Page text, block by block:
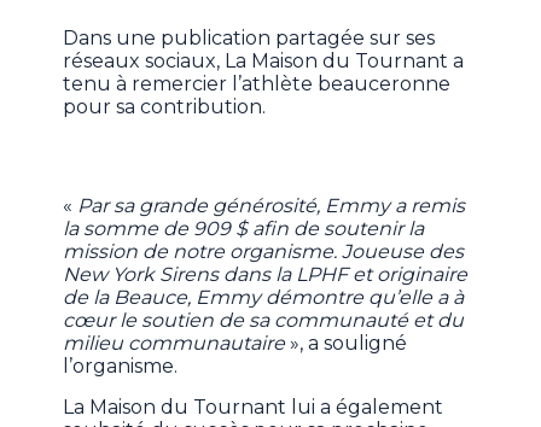
Dans une publication partagée sur ses
réseaux sociaux, La Maison du Tournant a
tenu à remercier l’athlète beauceronne
pour sa contribution.
« Par sa grande générosité, Emmy a remis
la somme de 909 $ afin de soutenir la
mission de notre organisme. Joueuse des
New York Sirens dans la LPHF et originaire
de la Beauce, Emmy démontre qu’elle a à
cœur le soutien de sa communauté et du
milieu communautaire», a souligné
l’organisme.
La Maison du Tournant lui a également